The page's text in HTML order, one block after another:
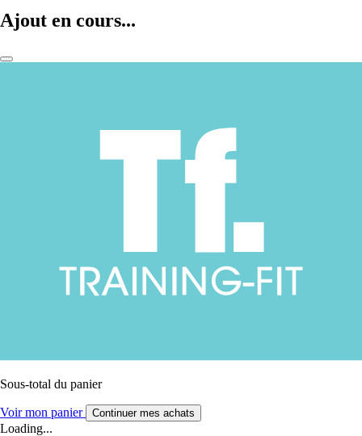
Ajout en cours...
Sous-total du panier
Voir mon panier Continuer mes achats
Loading...